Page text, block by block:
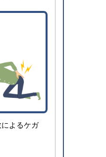
よるケガ